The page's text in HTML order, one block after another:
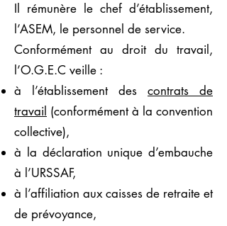
Il rémunère le chef d’établissement,
l’ASEM, le personnel de service.
Conformément au droit du travail,
l’O.G.E.C veille :
à l’établissement des contrats de
travail (conformément à la convention
collective),
à la déclaration unique d’embauche
à l’URSSAF,
à l’affiliation aux caisses de retraite et
de prévoyance,